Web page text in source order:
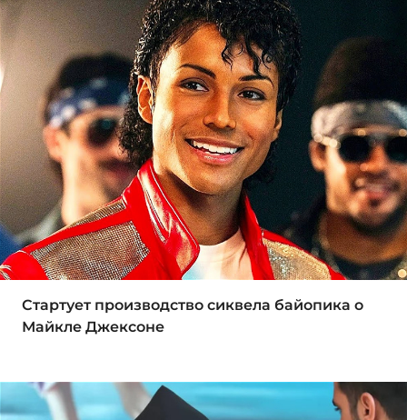
Стартует производство сиквела байопика о
Майкле Джексоне